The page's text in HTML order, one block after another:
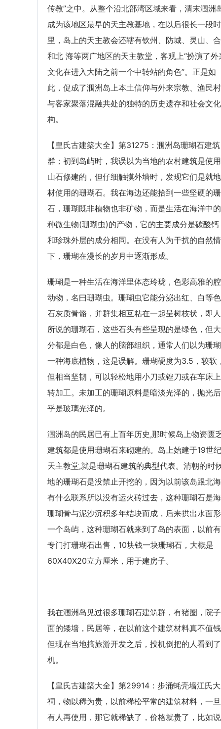
传教”之中。从整个沿北部湾区域来看，清末涠洲
成为该地区最早的天主教基地，在以后很长一段
里，岛上的天主教会还辖有钦州、防城、灵山、
和北 海等两广地区的天主教堂，客观上“扮演了外
文化在进入大陆之前一个中转站的角色”。正是如
此，促成了涠洲岛上本土信仰与外来宗教、渔民
与客家聚落混融共处的独特的历史遗存和社会文
构。
【皇氏古建築大全】第31275：涠洲岛珊瑚石建筑
群；初到岛屿时，我误以为当地的农村建筑是使
山石修建的，但仔细触摸外墙时，发现它们是就
材使用的珊瑚石。我在海边还能拾到一些坚硬的
石，珊瑚既非植物也非矿物，而是生活在海洋中
种微生物(珊瑚虫)的产物，它的主要成分是碳酸钙
和珍珠外层的成分相同。在没有人为干扰的自然
下，珊瑚在漫长的岁月中逐渐形成。
珊瑚是一种生活在海洋里体态玲珑，色彩高雅的
动物，名曰珊瑚虫。珊瑚虫它能分泌出红、白等
石灰质骨骼，并群集相互粘在一起呈树枝状，即
所说的珊瑚石，这些石头有些呈现的是绿色，但
分都是白色，像人的脑部组织，通常人们以为珊
一种海底植物，这是误解。珊瑚硬度为3.5，较软
但相当坚韧，可以轻松地用小刀或锉刀或在车床
转加工。未加工的珊瑚原料是暗淡光泽的，抛光
乎是玻璃光泽的。
涠洲岛的民居已有上百年历史,那时候岛上物资匮
建筑都是使用珊瑚石来砌建的。岛上始建于19世
天主教堂,就是珊瑚石建筑的典型代表。清朝的时
地的珊瑚石是没禁止开挖的，因为以前该岛跟北
有什么联系所以没有运火砖过去，这种珊瑚石是
珊瑚骨与泥沙沉积多年结块而成，后来拱出水面
一个岛屿，这种珊瑚石就来到了岛的表面，以前
专门打珊瑚石出售，10块钱一块珊瑚石，大概是
60X40X20立方厘米，用于建房子。
我在涠洲岛见过很多珊瑚石建筑群，有猪圈，院
面的矮墙，民居等，在以前这个建筑材料真不值
但现在当地搞旅游开发之后，投机倒把的人看到
机。
【皇氏古建築大全】第29914：步涌蚝壳墙江氏
祠，物以稀为贵，以前稀松平常的建筑材料，一
有人再使用，那它就稀缺了，价格就贵了，比如